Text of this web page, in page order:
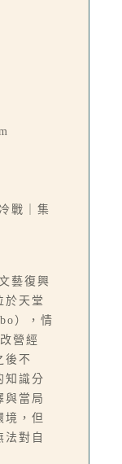
戰｜集
藝復興
於天堂
），情
營經
後不
知識分
與當局
境，但
對自